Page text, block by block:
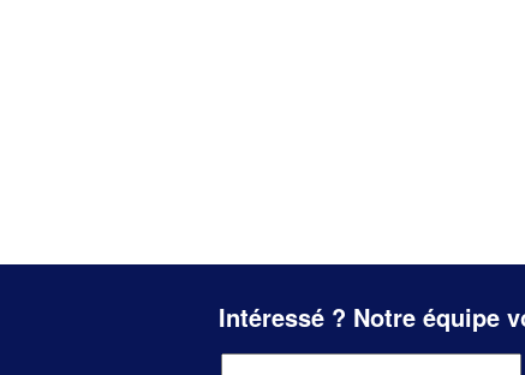
Intéressé ? Notre équipe